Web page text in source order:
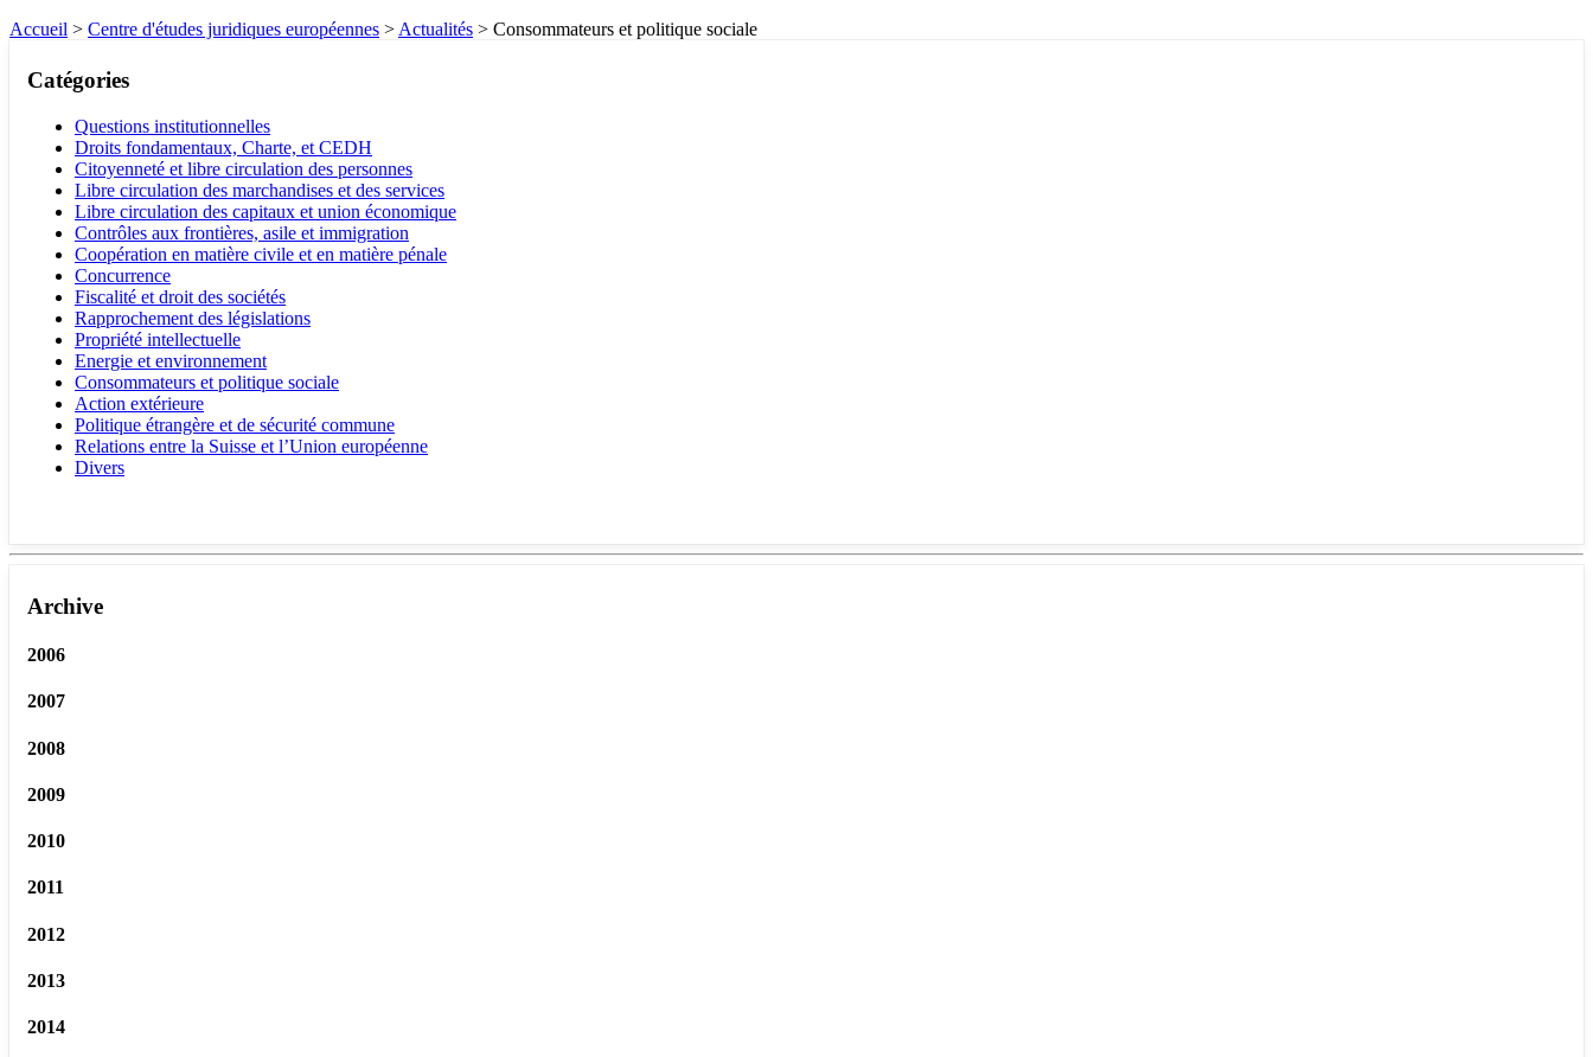
Accueil > Centre d'études juridiques européennes > Actualités > Consommateurs et politique sociale
Catégories
Questions institutionnelles
Droits fondamentaux, Charte, et CEDH
Citoyenneté et libre circulation des personnes
Libre circulation des marchandises et des services
Libre circulation des capitaux et union économique
Contrôles aux frontières, asile et immigration
Coopération en matière civile et en matière pénale
Concurrence
Fiscalité et droit des sociétés
Rapprochement des législations
Propriété intellectuelle
Energie et environnement
Consommateurs et politique sociale
Action extérieure
Politique étrangère et de sécurité commune
Relations entre la Suisse et l’Union européenne
Divers
Archive
2006
2007
2008
2009
2010
2011
2012
2013
2014